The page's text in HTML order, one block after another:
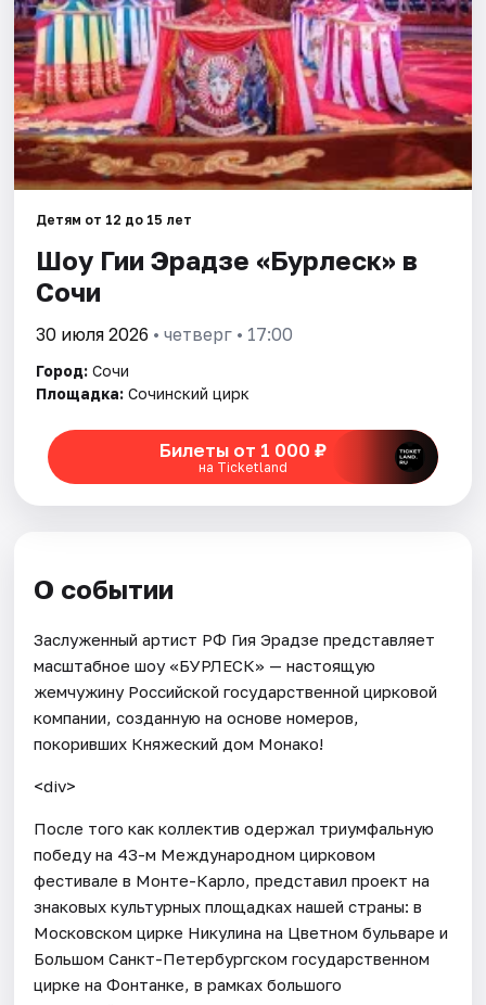
Города
Площадки
Артисты
Детям от 12 до 15 лет
Шоу Гии Эрадзе «Бурлеск» в
Сочи
30 июля 2026 • четверг • 17:00
Город: Сочи
Площадка: Сочинский цирк
Билеты от 1 000 ₽
на Ticketland
О событии
Заслуженный артист РФ Гия Эрадзе представляет
масштабное шоу «БУРЛЕСК» — настоящую
жемчужину Российской государственной цирковой
компании, созданную на основе номеров,
покоривших Княжеский дом Монако!
<div>
После того как коллектив одержал триумфальную
победу на 43-м Международном цирковом
фестивале в Монте-Карло, представил проект на
знаковых культурных площадках нашей страны: в
Московском цирке Никулина на Цветном бульваре и
Большом Санкт-Петербургском государственном
цирке на Фонтанке, в рамках большого